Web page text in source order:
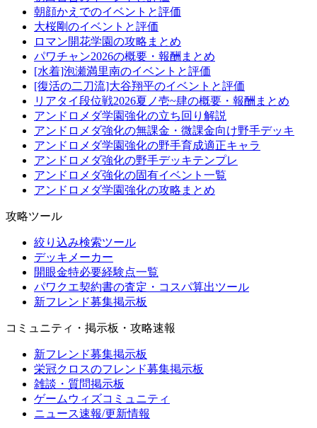
朝顔かえでのイベントと評価
大桜剛のイベントと評価
ロマン開花学園の攻略まとめ
パワチャン2026の概要・報酬まとめ
[水着]泡瀬満里南のイベントと評価
[復活の二刀流]大谷翔平のイベントと評価
リアタイ段位戦2026夏ノ壱~肆の概要・報酬まとめ
アンドロメダ学園強化の立ち回り解説
アンドロメダ強化の無課金・微課金向け野手デッキ
アンドロメダ学園強化の野手育成適正キャラ
アンドロメダ強化の野手デッキテンプレ
アンドロメダ強化の固有イベント一覧
アンドロメダ学園強化の攻略まとめ
攻略ツール
絞り込み検索ツール
デッキメーカー
開眼金特必要経験点一覧
パワクエ契約書の査定・コスパ算出ツール
新フレンド募集掲示板
コミュニティ・掲示板・攻略速報
新フレンド募集掲示板
栄冠クロスのフレンド募集掲示板
雑談・質問掲示板
ゲームウィズコミュニティ
ニュース速報/更新情報